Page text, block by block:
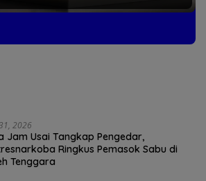
2026
Jam Usai Tangkap Pengedar,
Ringkus Pemasok Sabu di
Tenggara